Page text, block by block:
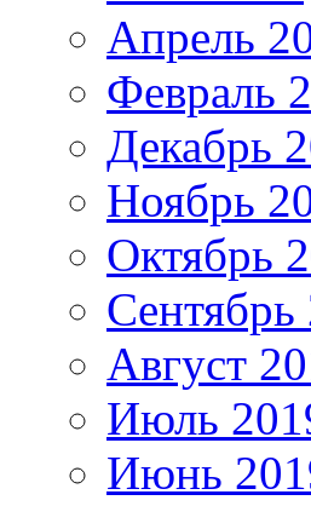
Апрель
Февраль
Декабрь
Ноябрь
Октябрь
Сентябрь
Август
Июль
Июнь